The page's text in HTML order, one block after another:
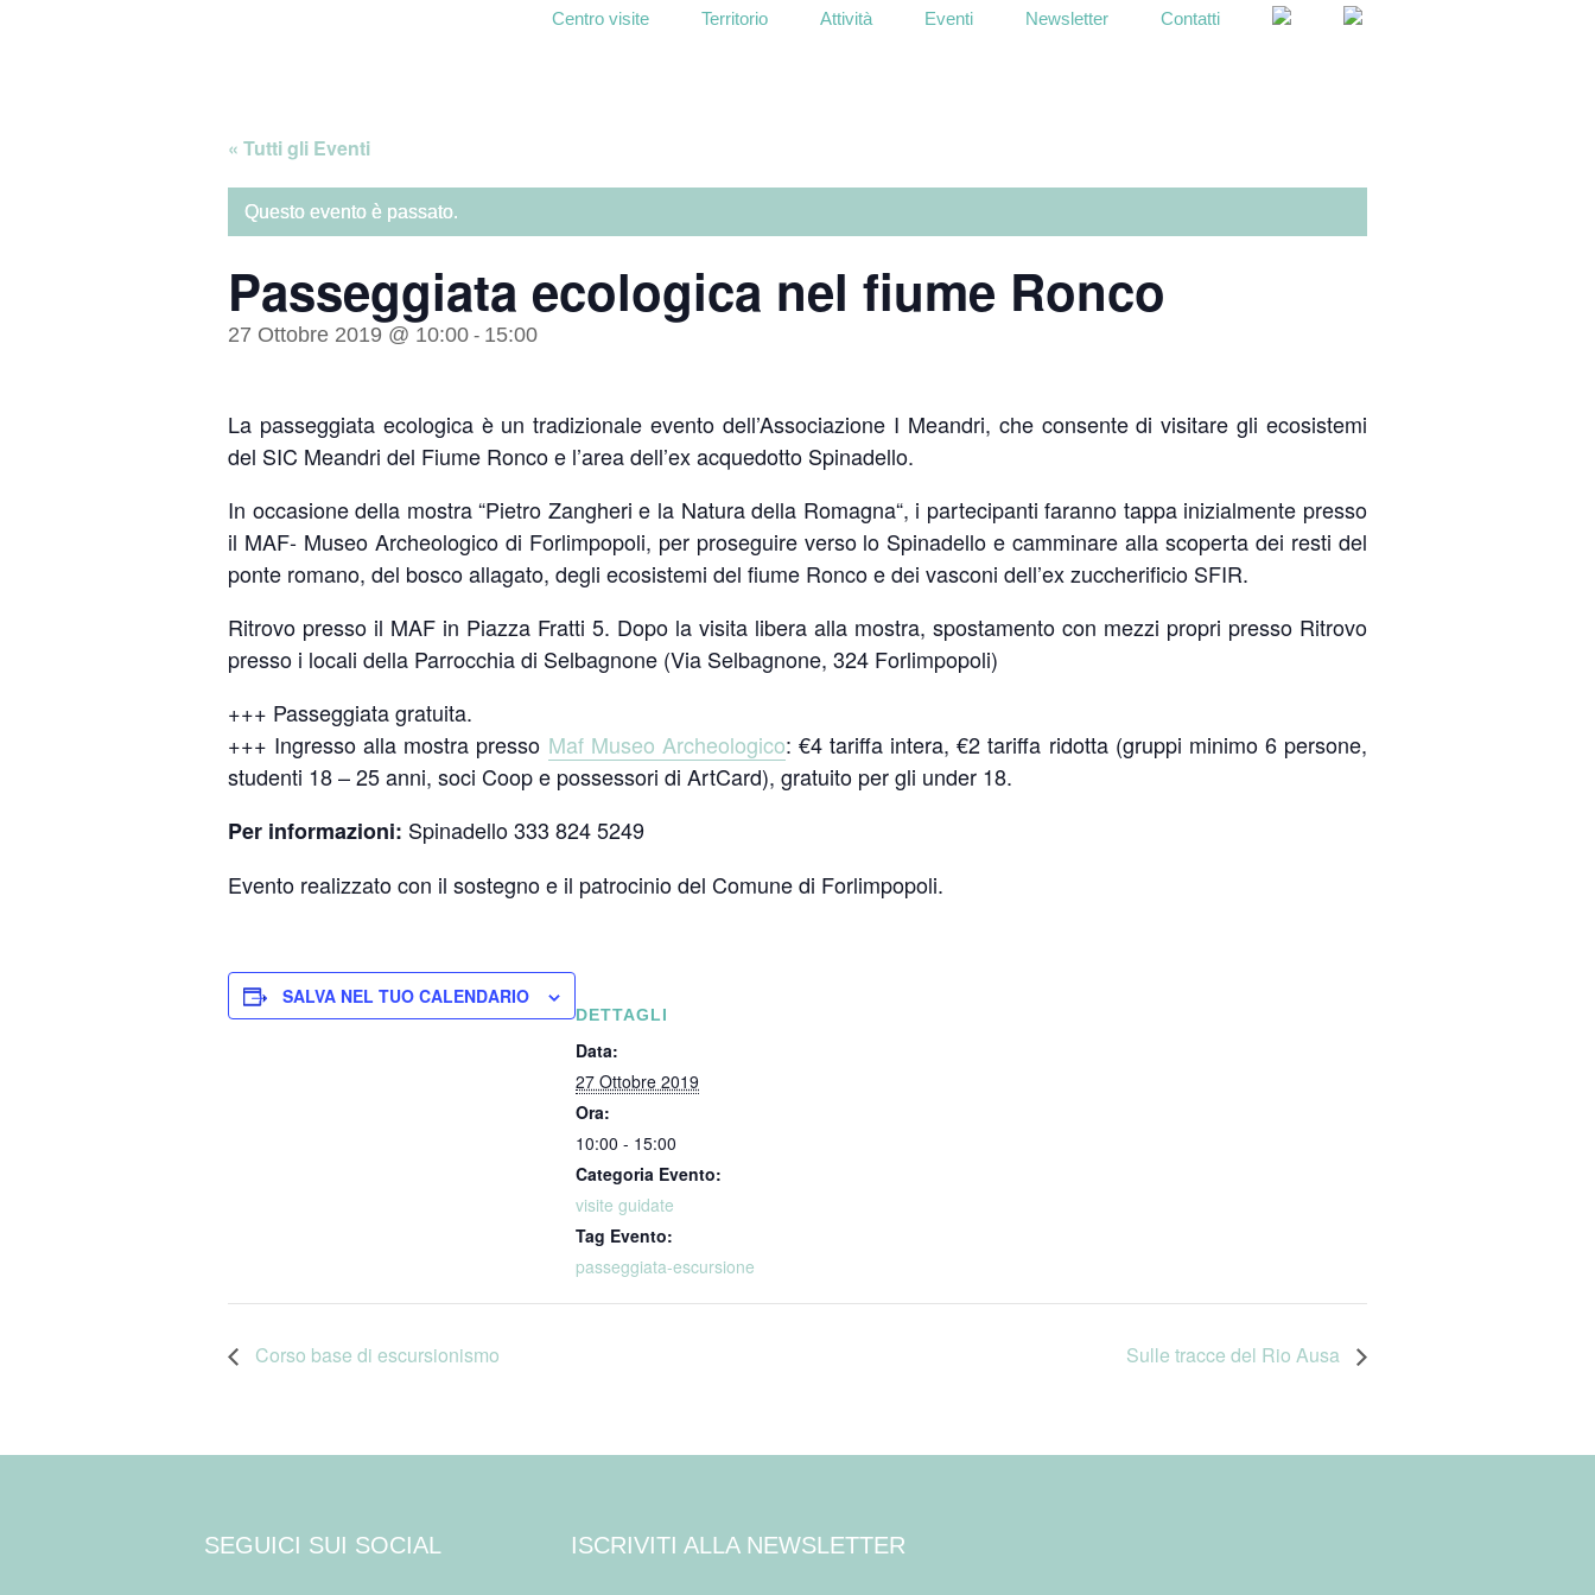
Centro visite Territorio Attività Eventi Newsletter Contatti
« Tutti gli Eventi
Questo evento è passato.
Passeggiata ecologica nel fiume Ronco
27 Ottobre 2019 @ 10:00 - 15:00
La passeggiata ecologica è un tradizionale evento dell’Associazione I Meandri, che consente di visitare gli ecosistemi
del SIC Meandri del Fiume Ronco e l’area dell’ex acquedotto Spinadello.
In occasione della mostra “Pietro Zangheri e la Natura della Romagna“, i partecipanti faranno tappa inizialmente presso
il MAF- Museo Archeologico di Forlimpopoli, per proseguire verso lo Spinadello e camminare alla scoperta dei resti del
ponte romano, del bosco allagato, degli ecosistemi del fiume Ronco e dei vasconi dell’ex zuccherificio SFIR.
Ritrovo presso il MAF in Piazza Fratti 5. Dopo la visita libera alla mostra, spostamento con mezzi propri presso Ritrovo
presso i locali della Parrocchia di Selbagnone (Via Selbagnone, 324 Forlimpopoli)
+++ Passeggiata gratuita.
+++ Ingresso alla mostra presso Maf Museo Archeologico: €4 tariffa intera, €2 tariffa ridotta (gruppi minimo 6 persone,
studenti 18 – 25 anni, soci Coop e possessori di ArtCard), gratuito per gli under 18.
Per informazioni: Spinadello 333 824 5249
Evento realizzato con il sostegno e il patrocinio del Comune di Forlimpopoli.
SALVA NEL TUO CALENDARIO
DETTAGLI
Data:
27 Ottobre 2019
Ora:
10:00 - 15:00
Categoria Evento:
visite guidate
Tag Evento:
passeggiata-escursione
Corso base di escursionismo Sulle tracce del Rio Ausa
SEGUICI SUI SOCIAL ISCRIVITI ALLA NEWSLETTER